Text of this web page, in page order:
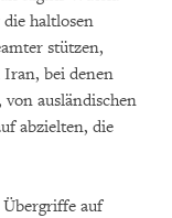
haltlosen
stützen,
Iran, bei denen
ausländischen
abzielten, die
auf